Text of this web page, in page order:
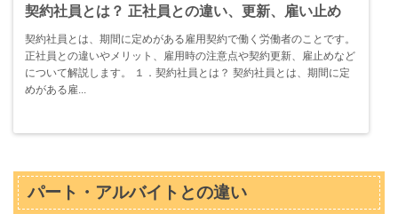
契約社員とは？ 正社員との違い、更新、雇い止め
契約社員とは、期間に定めがある雇用契約で働く労働者のことです。
正社員との違いやメリット、雇用時の注意点や契約更新、雇止めなど
について解説します。 １．契約社員とは？ 契約社員とは、期間に定
めがある雇...
パート・アルバイトとの違い